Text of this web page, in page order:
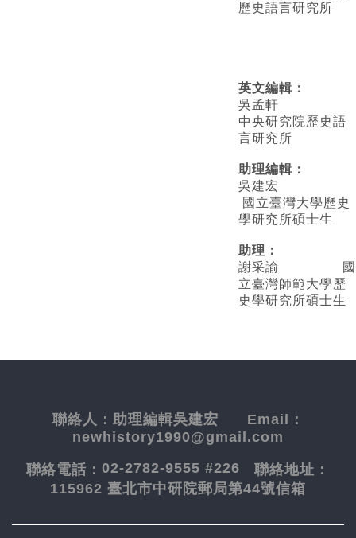
歷史語言研究所
英文編輯 ：
吳孟軒
中央研究院歷史語
言研究所
助理編輯：
吳建宏
國立臺灣大學歷史
學研究所碩士生
助理：
謝采諭
國
立臺灣師範大學歷
史學研究所碩士生
聯絡人： 助理編輯吳建宏 Email：
newhistory1990@gmail.com
聯絡電話： 02-2782-9555 #226 聯絡地址：
115962 臺北市中研院郵局第44號信箱